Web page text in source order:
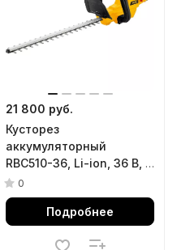
21 800 руб.
Кусторез
аккумуляторный
RBC510-36, Li-ion, 36 В, 4
Ач, нож 510 мм,
поворотная ручка
0
Подробнее